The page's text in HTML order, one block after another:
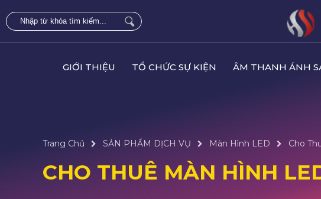
GIỚI THIỆU TỔ CHỨC SỰ KIỆN ÂM THANH ÁNH
Trang Chủ SẢN PHẨM DỊCH VỤ Màn Hình LED Cho
CHO THUÊ MÀN HÌNH